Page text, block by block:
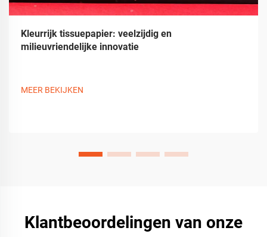
Kleurrijk tissuepapier: veelzijdig en
milieuvriendelijke innovatie
MEER BEKIJKEN
Klantbeoordelingen van onze